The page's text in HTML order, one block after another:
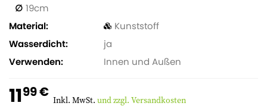
19
Material
Kunststoff
Wasserdicht
ja
Verwenden
Innen und Außen
1199 € Inkl. MwSt. und zzgl. Versandkosten